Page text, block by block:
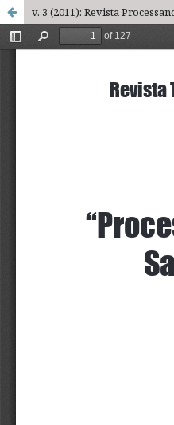
v. 3 (2011): Revista